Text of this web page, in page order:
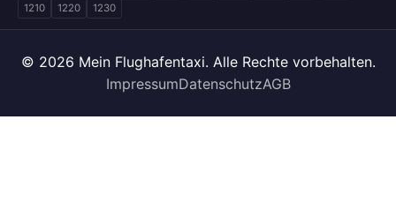
1210
1220 1230
© 2026 Mein Flughafentaxi. Alle Rechte vorbehalten.
ImpressumDatenschutzAGB